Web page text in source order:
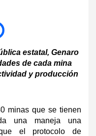
estatal, Genaro
de cada mina
y producción
minas que se tienen
una maneja una
el protocolo de